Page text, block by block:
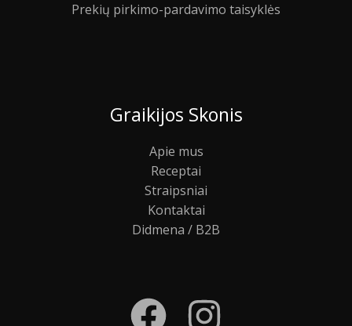
Prekių pirkimo-pardavimo taisyklės
Graikijos Skonis
Apie mus
Receptai
Straipsniai
Kontaktai
Didmena / B2B